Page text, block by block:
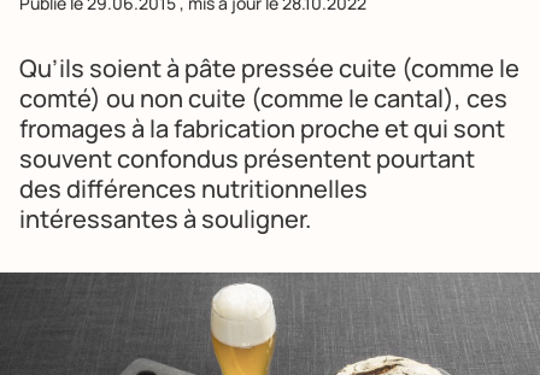
Qu’ils soient à pâte pressée cuite (comme le
comté) ou non cuite (comme le cantal), ces
fromages à la fabrication proche et qui sont
souvent confondus présentent pourtant
des différences nutritionnelles
intéressantes à souligner.